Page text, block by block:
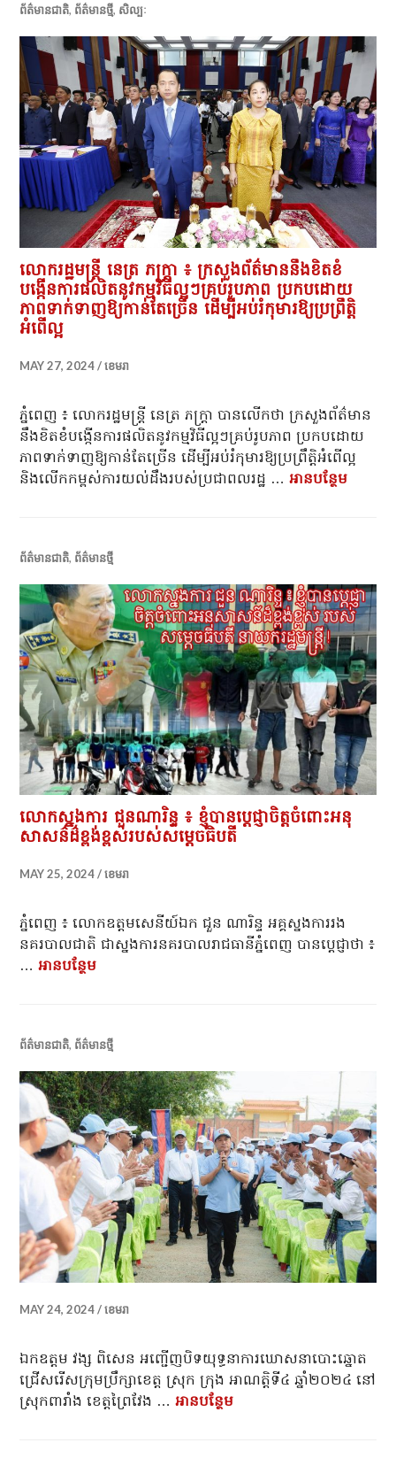
ព័ត៌មានជាតិ, ព័ត៌មានថ្មី, សិល្បៈ
លោករដ្ឋមន្រ្តី នេត្រ ភក្ត្រា ៖ ក្រសួងព័ត៌មាននឹងខិតខំ
បង្កើនការផលិតនូវកម្មវិធីល្អៗគ្រប់រូបភាព ប្រកបដោយ
ភាពទាក់ទាញឱ្យកាន់តែច្រើន ដើម្បីអប់រំកុមារឱ្យប្រព្រឹត្តិ
អំពើល្អ
MAY 27, 2024 ខេមរា
ភ្នំពេញ ៖ លោករដ្ឋមន្រ្តី នេត្រ ភក្ត្រា បានលើកថា ក្រសួងព័ត៌មាន
នឹងខិតខំបង្កើនការផលិតនូវកម្មវិធីល្អៗគ្រប់រូបភាព ប្រកបដោយ
ភាពទាក់ទាញឱ្យកាន់តែច្រើន ដើម្បីអប់រំកុមារឱ្យប្រព្រឹត្តិអំពើល្អ
និងលើកកម្ពស់ការយល់ដឹងរបស់ប្រជាពលរដ្ឋ …អាន​បន្ថែម
ព័ត៌មានជាតិ, ព័ត៌មានថ្មី
លោកស្នងការ ជួនណារិន្ទ ៖ ខ្ញុំបានប្ដេជ្ញាចិត្តចំពោះអនុ
សាសន៌ដ៌ខ្ពង់ខ្ពស់របស់សម្ដេចធិបតី
MAY 25, 2024 ខេមរា
ភ្នំពេញ ៖ លោកឧត្តមសេនីយ៍ឯក ជួន ណារិន្ទ អគ្គស្នងការរង
នគរបាលជាតិ ជាស្នងការនគរបាលរាជធានីភ្នំពេញ បានប្តេជ្ញាថា ៖
…អាន​បន្ថែម
ព័ត៌មានជាតិ, ព័ត៌មានថ្មី
MAY 24, 2024 ខេមរា
ឯកឧត្តម វង្ស ពិសេន អញ្ជើញបិទយុទ្ធនាការឃោសនាបោះឆ្នោត
ជ្រើសរើសក្រុមប្រឹក្សាខេត្ត ស្រុក ក្រុង អាណត្តិទី៤ ឆ្នាំ២០២៤ នៅ
ស្រុកពារាំង ខេត្តព្រៃវែង …អាន​បន្ថែម